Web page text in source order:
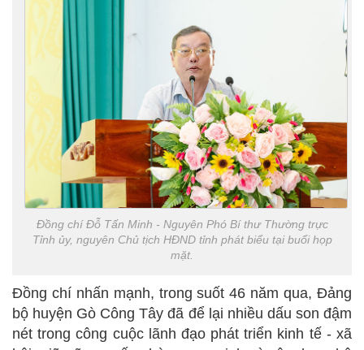
Đồng chí Đỗ Tấn Minh - Nguyên Phó Bí thư Thường trực
Tỉnh ủy, nguyên Chủ tịch HĐND tỉnh phát biểu tại buổi họp
mặt.
Đồng chí nhấn mạnh, trong suốt 46 năm qua, Đảng
bộ huyện Gò Công Tây đã để lại nhiều dấu son đậm
nét trong công cuộc lãnh đạo phát triển kinh tế - xã